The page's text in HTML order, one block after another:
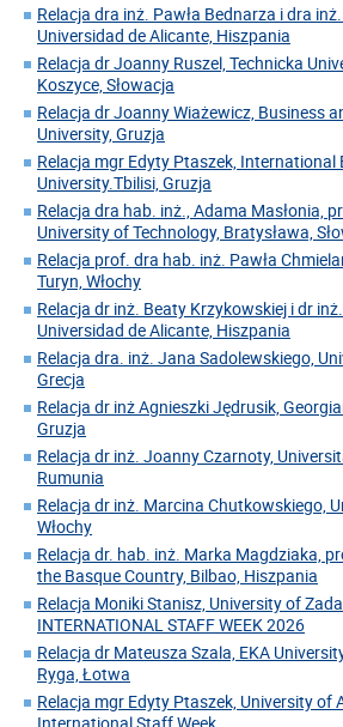
Relacja dra inż. Pawła Bednarza i dra
Universidad de Alicante, Hiszpania
Relacja dr Joanny Ruszel, Technicka
Koszyce, Słowacja
Relacja dr Joanny Wiażewicz, Business
University, Gruzja
Relacja mgr Edyty Ptaszek, International
University.Tbilisi, Gruzja
Relacja dra hab. inż., Adama Masłonia,
University of Technology, Bratysława,
Relacja prof. dra hab. inż. Pawła
Turyn, Włochy
Relacja dr inż. Beaty Krzykowskiej i dr
Universidad de Alicante, Hiszpania
Relacja dra. inż. Jana Sadolewskiego,
Grecja
Relacja dr inż Agnieszki Jędrusik,
Gruzja
Relacja dr inż. Joanny Czarnoty,
Rumunia
Relacja dr inż. Marcina Chutkowskiego,
Włochy
Relacja dr. hab. inż. Marka Magdziaka,
the Basque Country, Bilbao, Hiszpania
Relacja Moniki Stanisz, University of
INTERNATIONAL STAFF WEEK 2026
Relacja dr Mateusza Szala, EKA
Ryga, Łotwa
Relacja mgr Edyty Ptaszek, University of